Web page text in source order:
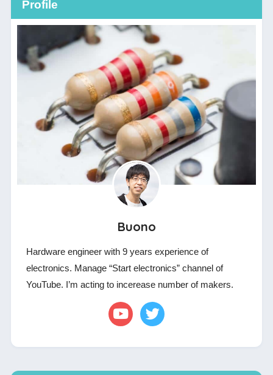
Profile
Buono
Hardware engineer with 9 years experience of
electronics. Manage “Start electronics” channel of
YouTube. I’m acting to incerease number of makers.